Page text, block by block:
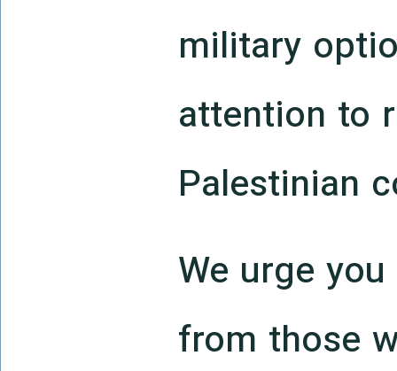
military
attention to
Palestinian
We urge
from those